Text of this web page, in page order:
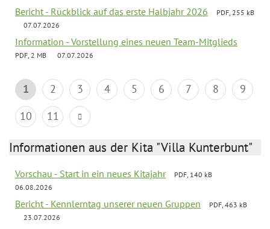
Bericht - Rückblick auf das erste Halbjahr 2026
PDF, 255 kB
07.07.2026
Information - Vorstellung eines neuen Team-Mitglieds
PDF, 2 MB 07.07.2026
1 2 3 4 5 6 7 8
9
10
11
Informationen aus der Kita "Villa Kunterbunt"
Vorschau - Start in ein neues Kitajahr
PDF, 140 kB
06.08.2026
Bericht - Kennlerntag unserer neuen Gruppen
PDF, 463 kB
23.07.2026